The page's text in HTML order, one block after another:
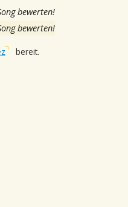
bewerten!
bewerten!
bereit.